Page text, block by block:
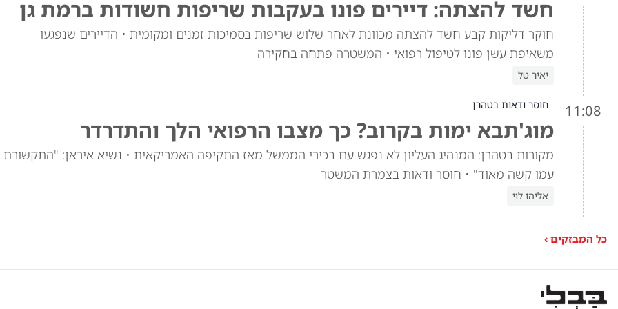
חשד להצתה: דיירים פונו בעקבות שריפות חשודות ברמת גן
חוקר דליקות קבע חשד להצתה מכוונת לאחר שלוש שריפות בסמיכות זמנים ומקומית • הדיירים שנפגעו
משאיפת עשן פונו לטיפול רפואי • המשטרה פתחה בחקירה
יאיר טל
11:08 חוסר ודאות בטהרן
מוג'תבא ימות בקרוב? כך מצבו הרפואי הלך והתדרדר
מקורות בטהרן: המנהיג העליון לא נפגש עם בכירי הממשל מאז התקיפה האמריקאית • נשיא איראן: "התקשורת
עמו קשה מאוד" • חוסר ודאות בצמרת המשטר
אליהו לוי
כל המבזקים ›